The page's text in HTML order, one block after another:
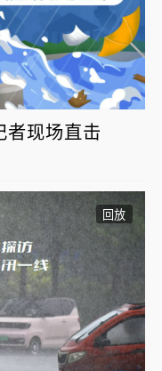
者现场直击
回放